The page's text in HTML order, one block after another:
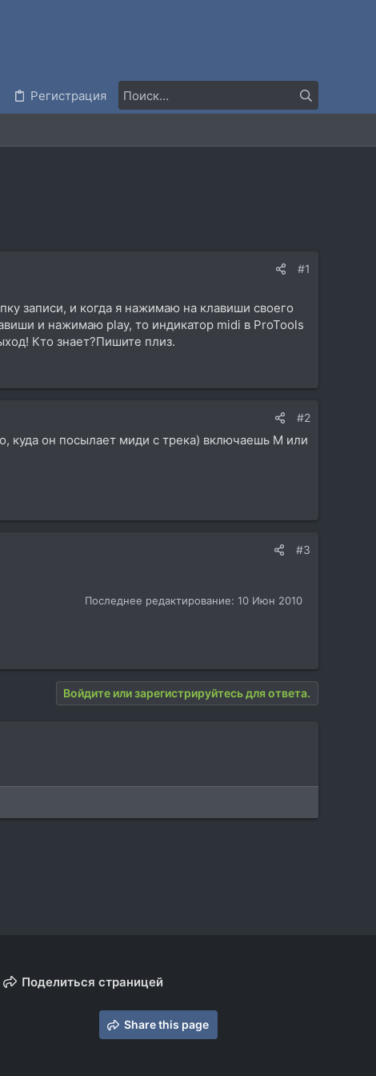
Регистрация
#1
записи, и когда я нажимаю на клавиши своего
и нажимаю play, то индикатор midi в ProTools
Кто знает?Пишите плиз.
#2
куда он посылает миди с трека) включаешь M или
#3
Последнее редактирование: 10 Июн 2010
Войдите или зарегистрируйтесь для ответа.
Поделиться страницей
Share this page